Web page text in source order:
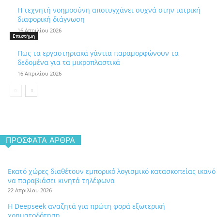
Η τεχνητή νοημοσύνη αποτυγχάνει συχνά στην ιατρική
διαφορική διάγνωση
16 Απριλίου 2026
Επιστήμη
Πως τα εργαστηριακά γάντια παραμορφώνουν τα
δεδομένα για τα μικροπλαστικά
16 Απριλίου 2026
ΠΡΌΣΦΑΤΑ ΆΡΘΡΑ
Εκατό χώρες διαθέτουν εμπορικό λογισμικό κατασκοπείας ικανό
να παραβιάσει κινητά τηλέφωνα
22 Απριλίου 2026
Η Deepseek αναζητά για πρώτη φορά εξωτερική